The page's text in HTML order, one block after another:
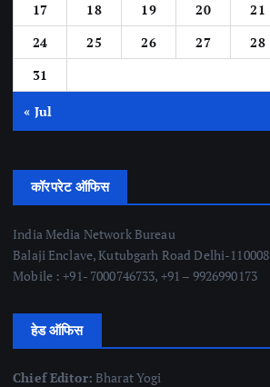
17
18 19 20 21
24
25 26 27 28
31
« Jul
कॉरपरेट ऑफिस
India Media Network Bureau
Balaji Enclave, Kutubgarh Road Delhi-110008
Mobile : +91- 7000746733, +91 – 9926990173
हेड ऑफिस
Chief Editor: Bharat Yogi